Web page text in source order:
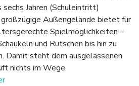
Jahren (Schuleintritt)
Außengelände bietet für
Spielmöglichkeiten –
und Rutschen bis hin zu
Damit steht dem ausgelassenen
nichts im Wege.